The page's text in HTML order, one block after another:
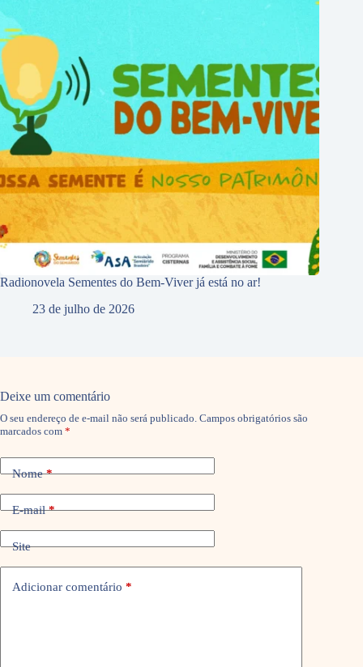
Radionovela Sementes do Bem-Viver já está no ar!
23 de julho de 2026
Deixe um comentário
O seu endereço de e-mail não será publicado. Campos obrigatórios são
marcados com *
Nome*
E-mail*
Site
Adicionar comentário *